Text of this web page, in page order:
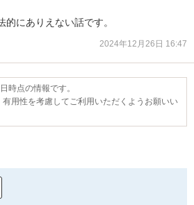
にありえない話です。
2024年12月26日 16:47
時点の情報です。
有用性を考慮してご利用いただくようお願いい